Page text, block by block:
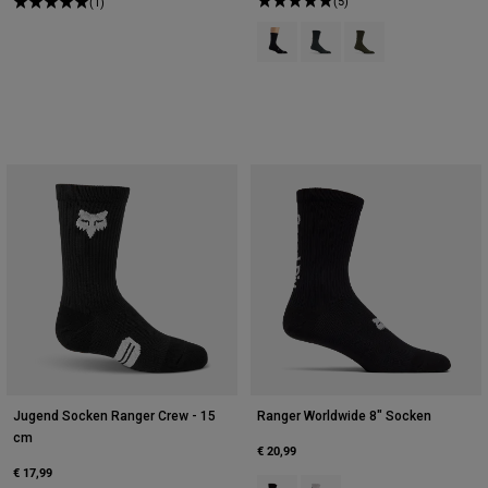
Product swatch type of Schwarz.
Product swatch type of
Product swatch
Jugend Socken Ranger Crew - 15
cm
€ 17,99
Ranger Worldwide 8" Socken
€ 20,99